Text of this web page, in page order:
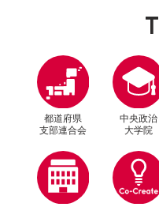
T
都道府県
支部連合会
中央政治
大学院